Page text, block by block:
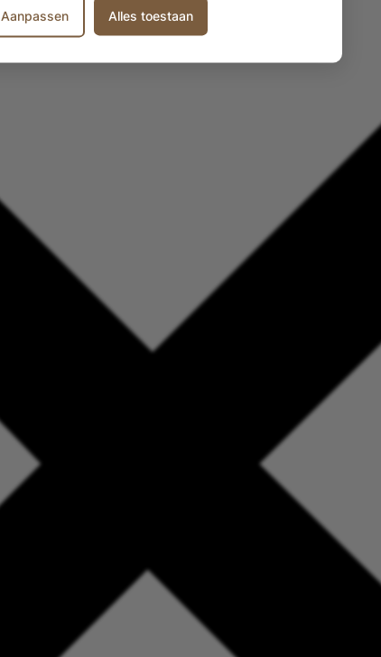
Aanpassen Alles toestaan